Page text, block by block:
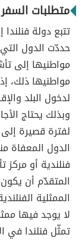
متطلبات
تتبع دولة
حددّت الدول
مواطنيها إلى
مواطنيها ذلك،
وبذلك يحتاج
لفترة قصيرة
الدول المعفاة
فنلندية أو
المتقدّم أن
الممثلية
لا يوجد فيها
تمثّل فنلندا في